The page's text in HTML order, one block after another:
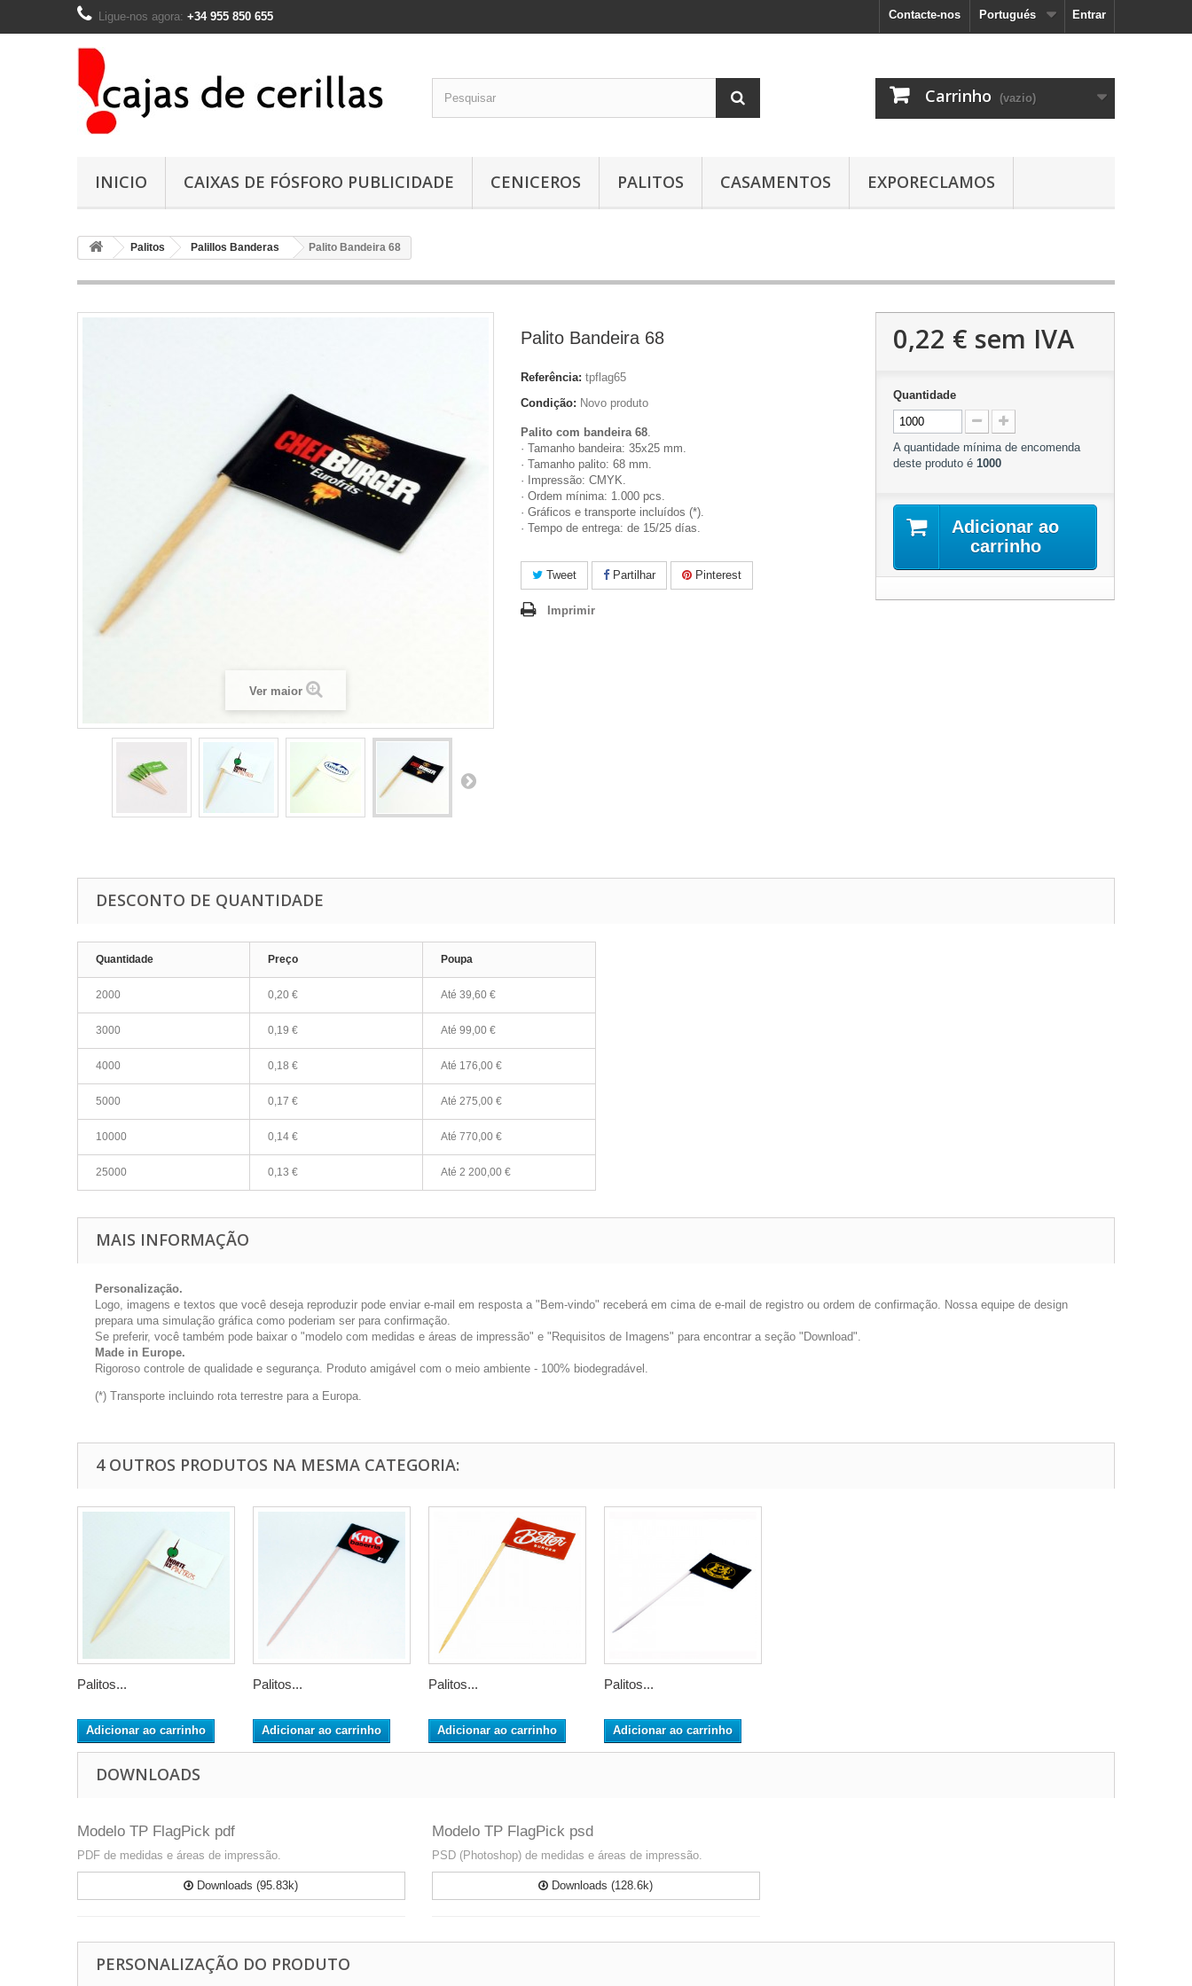
Entrar
Portugués
Contacte-nos
Ligue-nos agora: +34 955 850 655
Carrinho (vazio)
INICIO CAIXAS DE FÓSFORO PUBLICIDADE CENICEROS PALITOS CASAMENTOS EXPORECLAMOS
Palitos Palillos Banderas Palito Bandeira 68
Ver maior
Palito Bandeira 68
Referência: tpflag65
Condição: Novo produto
Palito com bandeira 68.
· Tamanho bandeira: 35x25 mm.
· Tamanho palito: 68 mm.
· Impressão: CMYK.
· Ordem mínima: 1.000 pcs.
· Gráficos e transporte incluídos (*).
· Tempo de entrega: de 15/25 días.
Tweet Partilhar Pinterest
Imprimir
0,22 € sem IVA
Quantidade
A quantidade mínima de encomenda
deste produto é 1000
Adicionar ao
carrinho
DESCONTO DE QUANTIDADE
Quantidade Preço Poupa
2000 0,20 € Até 39,60 €
3000 0,19 € Até 99,00 €
4000 0,18 € Até 176,00 €
5000 0,17 € Até 275,00 €
10000 0,14 € Até 770,00 €
25000 0,13 € Até 2 200,00 €
MAIS INFORMAÇÃO
Personalização.
Logo, imagens e textos que você deseja reproduzir pode enviar e-mail em resposta a "Bem-vindo" receberá em cima de e-mail de registro ou ordem de confirmação. Nossa equipe de design
prepara uma simulação gráfica como poderiam ser para confirmação.
Se preferir, você também pode baixar o "modelo com medidas e áreas de impressão" e "Requisitos de Imagens" para encontrar a seção "Download".
Made in Europe.
Rigoroso controle de qualidade e segurança. Produto amigável com o meio ambiente - 100% biodegradável.
(*) Transporte incluindo rota terrestre para a Europa.
4 OUTROS PRODUTOS NA MESMA CATEGORIA:
Palitos...
Adicionar ao carrinho
Palitos...
Adicionar ao carrinho
Palitos...
Adicionar ao carrinho
Palitos...
Adicionar ao carrinho
DOWNLOADS
Modelo TP FlagPick pdf
PDF de medidas e áreas de impressão.
Downloads (95.83k)
Modelo TP FlagPick psd
PSD (Photoshop) de medidas e áreas de impressão.
Downloads (128.6k)
PERSONALIZAÇÃO DO PRODUTO